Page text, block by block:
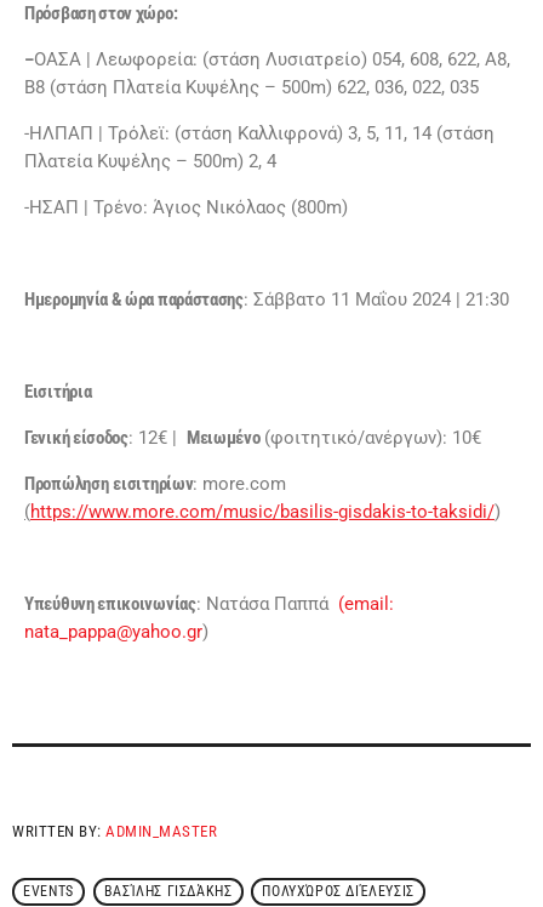
Πρόσβαση στον χώρο:
–ΟΑΣΑ | Λεωφορεία: (στάση Λυσιατρείο) 054, 608, 622, Α8,
Β8 (στάση Πλατεία Κυψέλης – 500m) 622, 036, 022, 035
-ΗΛΠΑΠ | Τρόλεϊ: (στάση Καλλιφρονά) 3, 5, 11, 14 (στάση
Πλατεία Κυψέλης – 500m) 2, 4
-ΗΣΑΠ | Τρένο: Άγιος Νικόλαος (800m)
Ημερομηνία & ώρα παράστασης: Σάββατο 11 Μαΐου 2024 | 21:30
Εισιτήρια
Γενική είσοδος: 12€ | Μειωμένο(φοιτητικό/ανέργων): 10€
Προπώληση εισιτηρίων: more.com
(https://www.more.com/music/basilis-gisdakis-to-taksidi/)
Υπεύθυνη επικοινωνίας: Νατάσα Παππά (email:
nata_pappa@yahoo.gr)
WRITTEN BY:ADMIN_MASTER
EVENTS ΒΑΣΊΛΗΣ ΓΙΣΔΆΚΗΣ ΠΟΛΥΧΏΡΟΣ ΔΙΈΛΕΥΣΙΣ